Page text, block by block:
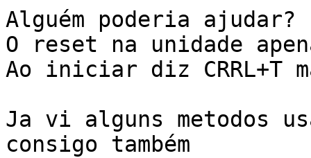
Alguém poderia ajudar?
O reset na unidade
Ao iniciar diz CRRL+T
Ja vi alguns metodos
consigo também